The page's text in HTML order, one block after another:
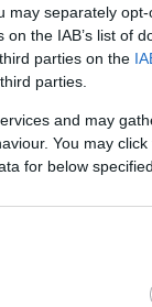
may separately
the IAB’s list of
parties on the
parties.
and may
You may
for below